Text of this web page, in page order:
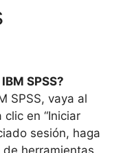
SPSS?
SPSS, vaya al
en “Iniciar
sesión, haga
de herramientas